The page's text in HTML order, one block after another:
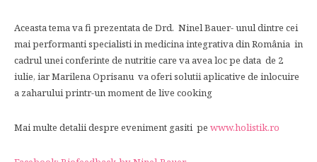
Aceasta tema va fi prezentata de Drd. Ninel Bauer- unul dintre cei
mai performanti specialisti in medicina integrativa din România in
cadrul unei conferinte de nutritie care va avea loc pe data de 2
iulie, iar Marilena Oprisanu va oferi solutii aplicative de inlocuire
a zaharului printr-un moment de live cooking
Mai multe detalii despre eveniment gasiti pe www.holistik.ro